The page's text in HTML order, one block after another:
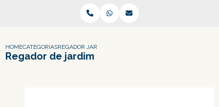
HOMECATEGORIASREGADOR JARDIM
Regador de jardim